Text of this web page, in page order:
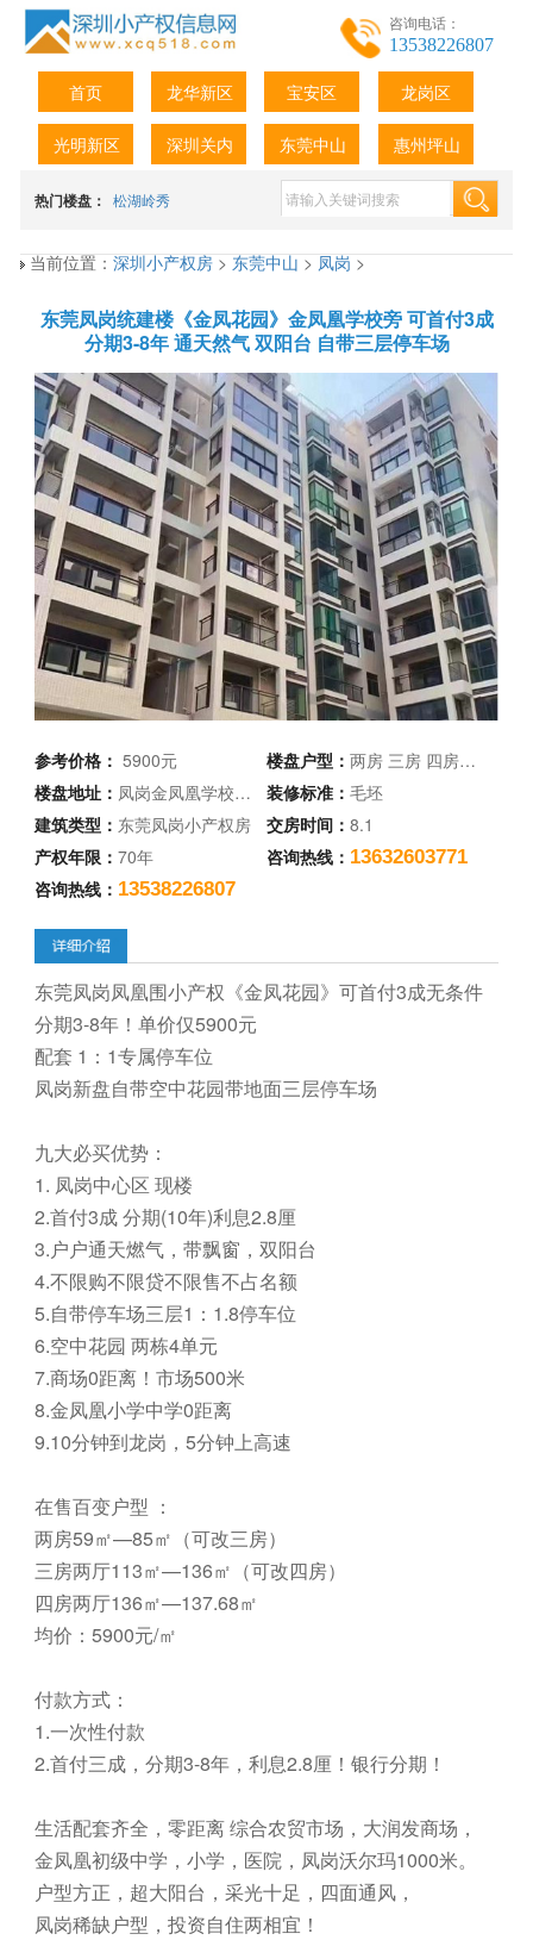
咨询电话：
13538226807
首页 龙华新区 宝安区 龙岗区
光明新区 深圳关内 东莞中山 惠州坪山
热门楼盘： 松湖岭秀
当前位置：深圳小产权房>东莞中山>凤岗>
东莞凤岗统建楼《金凤花园》金凤凰学校旁 可首付3成
分期3-8年 通天然气 双阳台 自带三层停车场
参考价格：5900元 楼盘户型： 两房 三房 四房…
楼盘地址： 凤岗金凤凰学校… 装修标准： 毛坯
建筑类型： 东莞凤岗小产权房 交房时间： 8.1
产权年限：70年 咨询热线： 13632603771
咨询热线： 13538226807
东莞凤岗凤凰围小产权《金凤花园》可首付3成无条件
分期3-8年！单价仅5900元
配套 1：1专属停车位
凤岗新盘自带空中花园带地面三层停车场
九大必买优势：
1. 凤岗中心区 现楼
2.首付3成 分期(10年)利息2.8厘
3.户户通天燃气，带飘窗，双阳台
4.不限购不限贷不限售不占名额
5.自带停车场三层1：1.8停车位
6.空中花园 两栋4单元
7.商场0距离！市场500米
8.金凤凰小学中学0距离
9.10分钟到龙岗，5分钟上高速
在售百变户型 ：
两房59㎡—85㎡（可改三房）
三房两厅113㎡—136㎡（可改四房）
四房两厅136㎡—137.68㎡
均价：5900元/㎡
付款方式：
1.一次性付款
2.首付三成，分期3-8年，利息2.8厘！银行分期！
生活配套齐全，零距离 综合农贸市场，大润发商场，
金凤凰初级中学，小学，医院，凤岗沃尔玛1000米。
户型方正，超大阳台，采光十足，四面通风，
凤岗稀缺户型，投资自住两相宜！